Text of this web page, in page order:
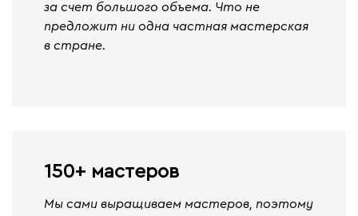
за счет большого объема. Что не
предложит ни одна частная мастерская
в стране.
150+ мастеров
Мы сами выращиваем мастеров, поэтому